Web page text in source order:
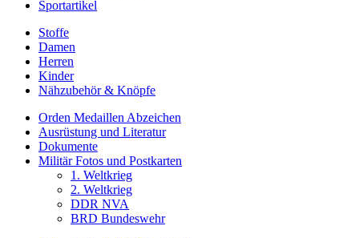
Sportartikel
Stoffe
Damen
Herren
Kinder
Nähzubehör & Knöpfe
Orden Medaillen Abzeichen
Ausrüstung und Literatur
Dokumente
Militär Fotos und Postkarten
1. Weltkrieg
2. Weltkrieg
DDR NVA
BRD Bundeswehr